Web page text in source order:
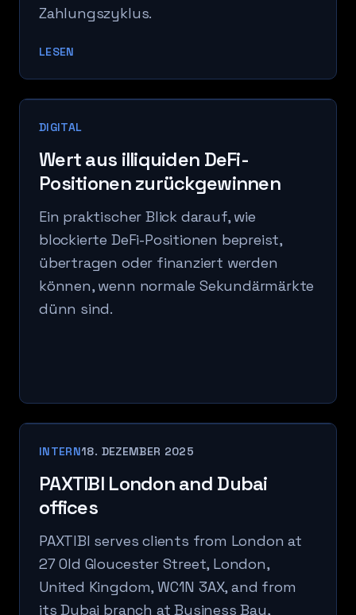
Zahlungszyklus.
LESEN
DIGITAL
Wert aus illiquiden DeFi-
Positionen zurückgewinnen
Ein praktischer Blick darauf, wie
blockierte DeFi-Positionen bepreist,
übertragen oder finanziert werden
können, wenn normale Sekundärmärkte
dünn sind.
INTERN18. DEZEMBER 2025
PAXTIBI London and Dubai
offices
PAXTIBI serves clients from London at
27 Old Gloucester Street, London,
United Kingdom, WC1N 3AX, and from
its Dubai branch at Business Bay,